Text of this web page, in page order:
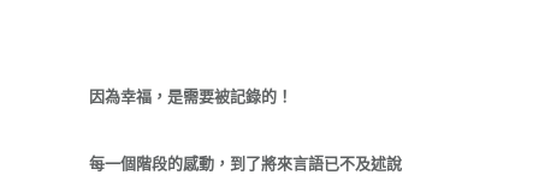
因為幸福，是需要被記錄的！
每一個階段的感動，到了將來言語已不及述說